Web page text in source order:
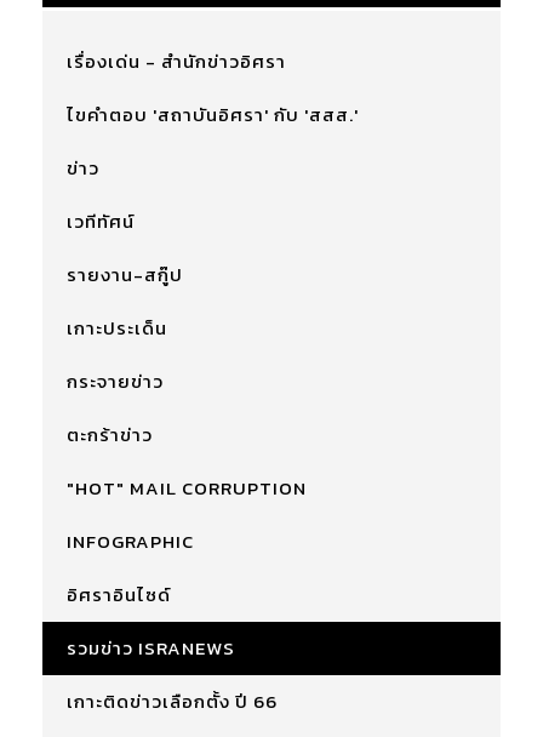
เรื่องเด่น - สำนักข่าวอิศรา
ไขคำตอบ 'สถาบันอิศรา' กับ 'สสส.'
ข่าว
เวทีทัศน์
รายงาน-สกู๊ป
เกาะประเด็น
กระจายข่าว
ตะกร้าข่าว
"HOT" MAIL CORRUPTION
INFOGRAPHIC
อิศราอินไซด์
รวมข่าว ISRANEWS
เกาะติดข่าวเลือกตั้ง ปี 66